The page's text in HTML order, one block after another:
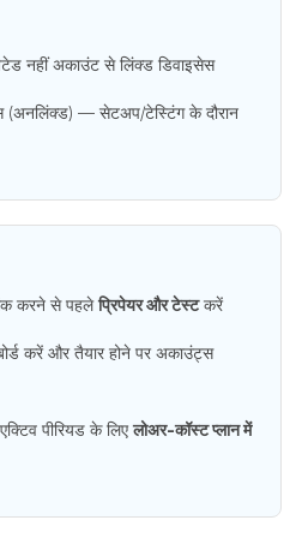
नहीं अकाउंट से लिंक्ड डिवाइसेस
(अनलिंक्ड) — सेटअप/टेस्टिंग के दौरान
करने से पहलेप्रिपेयर और टेस्टकरें
करें और तैयार होने पर अकाउंट्स
पीरियड के लिएलोअर-कॉस्ट प्लान में